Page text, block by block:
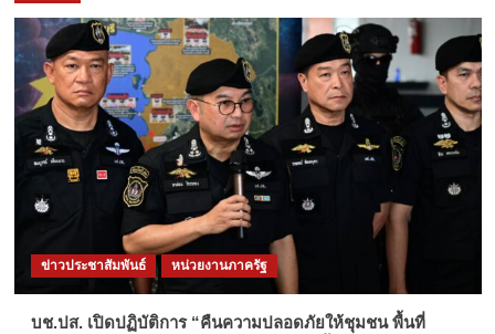
ข่าวประชาสัมพันธ์ หน่วยงานภาครัฐ
บช.ปส. เปิดปฏิบัติการ “คืนความปลอดภัยให้ชุมชน พื้นที่